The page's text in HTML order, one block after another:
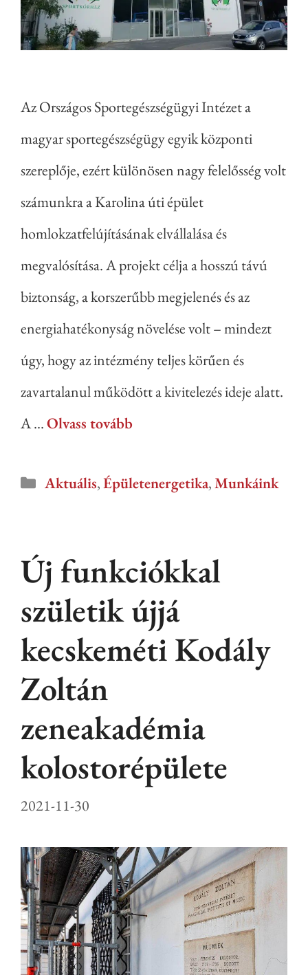
Az Országos Sportegészségügyi Intézet a
magyar sportegészségügy egyik központi
szereplője, ezért különösen nagy felelősség volt
számunkra a Karolina úti épület
homlokzatfelújításának elvállalása és
megvalósítása. A projekt célja a hosszú távú
biztonság, a korszerűbb megjelenés és az
energiahatékonyság növelése volt – mindezt
úgy, hogy az intézmény teljes körűen és
zavartalanul működött a kivitelezés ideje alatt.
A …Olvass tovább
Aktuális,Épületenergetika,Munkáink
Új funkciókkal
születik újjá
kecskeméti Kodály
Zoltán
zeneakadémia
kolostorépülete
2021-11-30